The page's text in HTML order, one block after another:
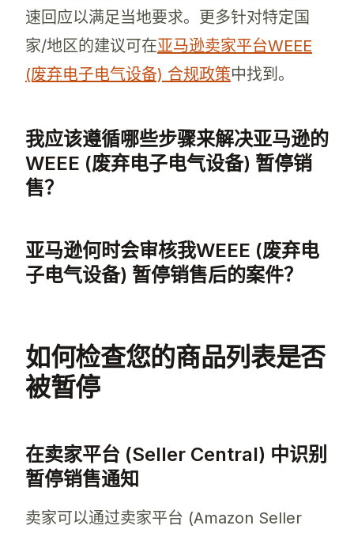
速回应以满足当地要求。更多针对特定国
家/地区的建议可在亚马逊卖家平台WEEE
(废弃电子电气设备) 合规政策中找到。
我应该遵循哪些步骤来解决亚马逊的
WEEE (废弃电子电气设备) 暂停销
售？
亚马逊何时会审核我WEEE (废弃电
子电气设备) 暂停销售后的案件？
如何检查您的商品列表是否
被暂停
在卖家平台 (Seller Central) 中识别
暂停销售通知
卖家可以通过卖家平台 (Amazon Seller